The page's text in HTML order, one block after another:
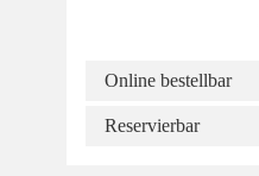
Online bestellbar
Reservierbar